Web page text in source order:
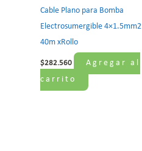
Cable Plano para Bomba
Electrosumergible 4×1.5mm2
40m xRollo
$282.560
Agregar al
carrito